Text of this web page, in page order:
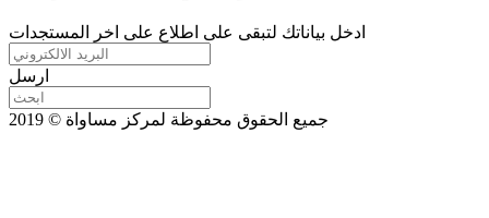
ادخل بياناتك لتبقى على اطلاع على اخر المستجدات
ارسل
جميع الحقوق محفوظة لمركز مساواة © 2019